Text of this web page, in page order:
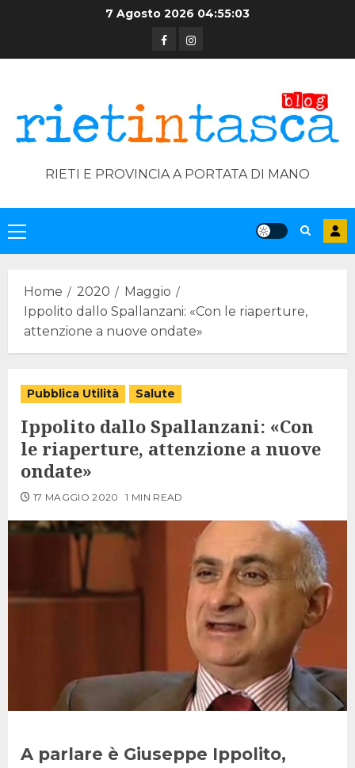
7 Agosto 2026 04:55:03
FacebookInstagram
RIETI E PROVINCIA A PORTATA DI MANO
Primary
Menu
Home 2020
Maggio
Ippolito dallo Spallanzani: «Con le riaperture,
attenzione a nuove ondate»
Pubblica Utilità Salute
Ippolito dallo Spallanzani: «Con
le riaperture, attenzione a nuove
ondate»
17 MAGGIO 2020 1 MIN READ
A parlare è Giuseppe Ippolito,